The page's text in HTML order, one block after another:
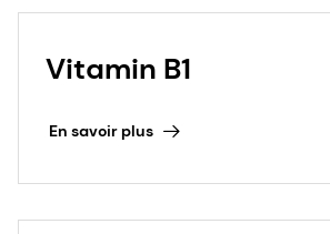
Vitamin B1
En savoir plus